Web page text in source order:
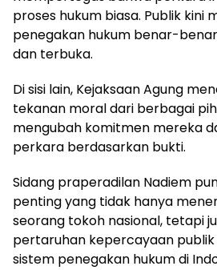
proses hukum biasa. Publik kini
penegakan hukum benar-
dan terbuka.
Di sisi lain, Kejaksaan Agung
tekanan moral dari berbagai
mengubah komitmen mereka
perkara berdasarkan bukti.
Sidang praperadilan Nadiem
penting yang tidak hanya
seorang tokoh nasional, tetapi
pertaruhan kepercayaan
sistem penegakan hukum di